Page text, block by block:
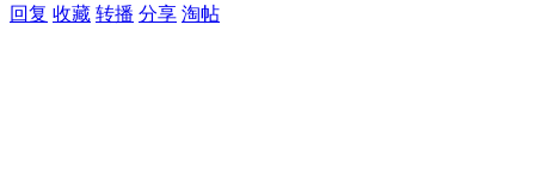
回复 收藏 转播 分享 淘帖